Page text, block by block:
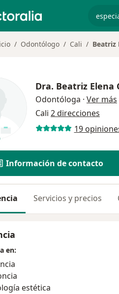
Odontólogo Cali Beatriz
Dra. Beatriz Elena
Odontóloga · Ver más
Cali 2 direcciones
19
Información de contacto
Servicios y precios
en:
estética